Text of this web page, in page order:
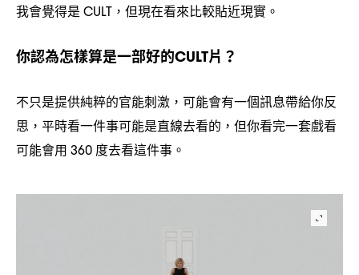
我會覺得是 CULT， 但現在看來比較貼近現實。
你認為怎樣算是一部好的CULT片 ？
不只是提供純粹的官能刺激 ， 可能會有一個訊息帶給你反
思 ， 平時看一件事可能是直線去看的 ， 但你看完一套戲看
可能會用 360 度去看這件事。